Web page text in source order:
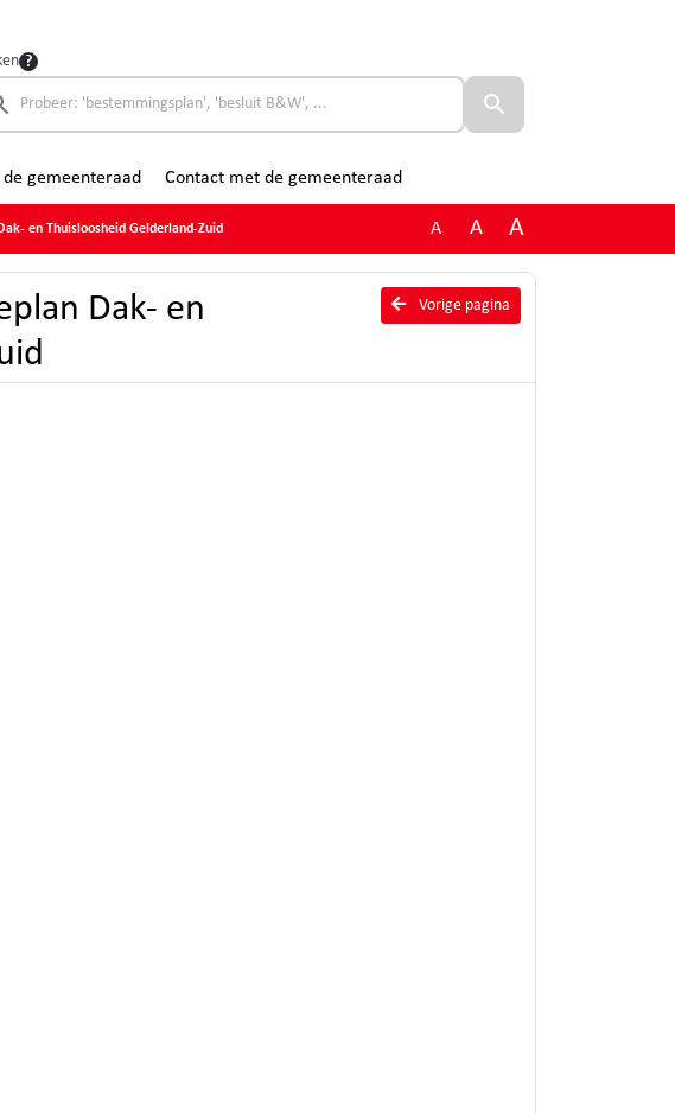
de gemeenteraad Contact met de gemeenteraad
en Thuisloosheid Gelderland-Zuid A A A
Vorige pagina
Dak- en